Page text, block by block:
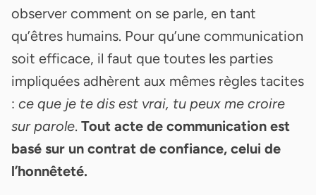
observer comment on se parle, en tant
qu’êtres humains. Pour qu’une communication
soit efficace, il faut que toutes les parties
impliquées adhèrent aux mêmes règles tacites
: ce que je te dis est vrai, tu peux me croire
sur parole. Tout acte de communication est
basé sur un contrat de confiance, celui de
l’honnêteté.